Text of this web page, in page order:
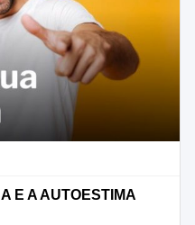
E A AUTOESTIMA